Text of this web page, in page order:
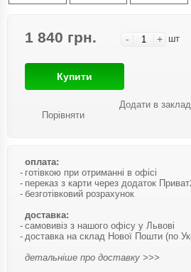
1 840 грн. - + шт
Купити
Порівняти
Додати в
оплата:
готівкою при отриманні в офісі
переказ з карти через додаток
безготівковий розрахунок
доставка:
самовивіз з нашого офісу у Львові
доставка на склад Нової Пошти (по
детальніше про доставку >>>